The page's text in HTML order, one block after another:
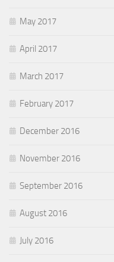
May 2017
April 2017
March 2017
February 2017
December 2016
November 2016
September 2016
August 2016
July 2016